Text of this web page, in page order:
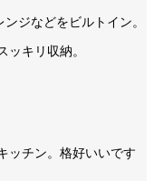
ジなどをビルトイン。
キリ収納。
ッチン。格好いいです